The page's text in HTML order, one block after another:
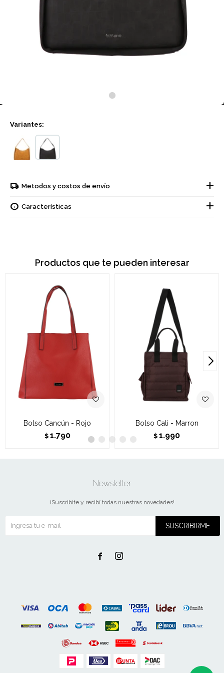
Variantes:
Metodos y costos de envío
Características
Productos que te pueden interesar
Bolso Cancún - Rojo
$ 1.790
Bolso Cali - Marron
$ 1.990
Newsletter
¡Suscribite y recibí todas nuestras novedades!
SUSCRIBIRME
 